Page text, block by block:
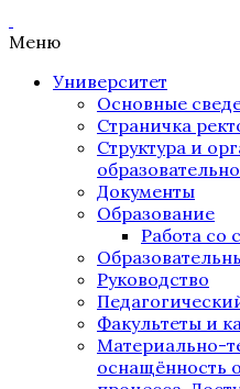
Меню
Университет
Основные
Страничка
Структура и
Документы
Образование
Работа со
Руководство
Факультеты и
Материально-
оснащённость